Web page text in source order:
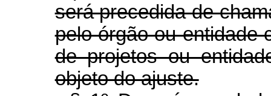
será precedida de
pelo órgão ou entidade
de projetos ou
objeto do ajuste.